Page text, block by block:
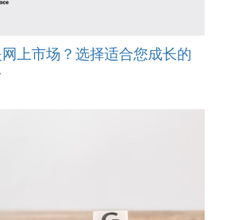
上市场？选择适合您成长的